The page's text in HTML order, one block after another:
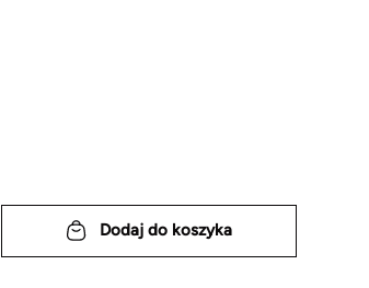
Dodaj do koszyka